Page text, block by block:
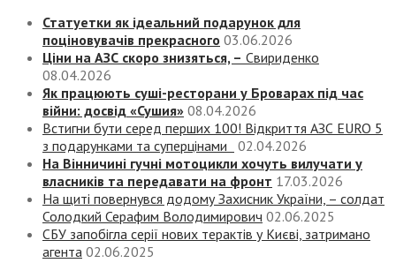
Статуетки як ідеальний подарунок для
поціновувачів прекрасного 03.06.2026
Ціни на АЗС скоро знизяться, – Свириденко
08.04.2026
Як працюють суші-ресторани у Броварах під час
війни: досвід «Сушия» 08.04.2026
Встигни бути серед перших 100! Відкриття АЗС EURO 5
з подарунками та суперцінами
02.04.2026
На Вінничині гучні мотоцикли хочуть вилучати у
власників та передавати на фронт 17.03.2026
На щиті повернувся додому Захисник України, – солдат
Солодкий Серафим Володимирович 02.06.2025
СБУ запобігла серії нових терактів у Києві, затримано
агента 02.06.2025